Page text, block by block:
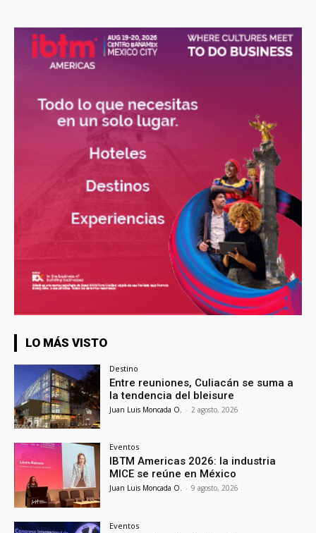
LO MÁS VISTO
Destino
Entre reuniones, Culiacán se suma a
la tendencia del bleisure
Juan Luis Moncada O. - 2 agosto, 2026
Eventos
IBTM Americas 2026: la industria
MICE se reúne en México
Juan Luis Moncada O. - 9 agosto, 2026
Eventos